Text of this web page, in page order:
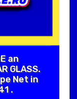
an
GLASS.
Net in
.